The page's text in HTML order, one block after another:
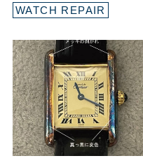
WATCH REPAIR